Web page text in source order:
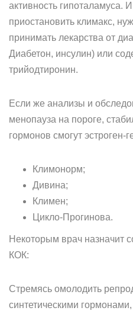
активность гипоталамуса.
приостановить климакс,
принимать лекарства от
Диабетон, инсулин) или
трийодтиронин.
Если же анализы и
менопауза на пороге,
гормонов смогут эстроген-
Климонорм;
Дивина;
Климен;
Цикло-Прогинова.
Некоторым врач назначит
КОК:
Стремясь омолодить
синтетическими